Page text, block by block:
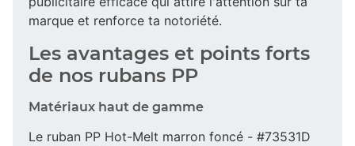
marque et renforce ta notoriété.
Les avantages et points forts
de nos rubans PP
Matériaux haut de gamme
Le ruban PP Hot-Melt marron foncé - #73531D